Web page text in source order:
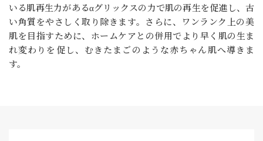
いる肌再生力があるαグリックスの力で肌の再生を促進し、古
い角質をやさしく取り除きます。さらに、ワンランク上の美
肌を目指すために、ホームケアとの併用でより早く肌の生ま
れ変わりを促し、むきたまごのような赤ちゃん肌へ導きま
す。